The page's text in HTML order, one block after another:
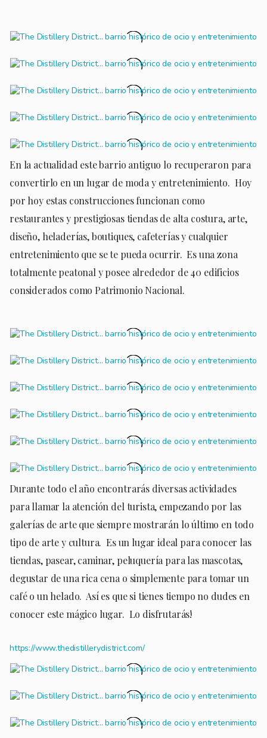
En la actualidad este barrio antiguo lo recuperaron para
convertirlo en un lugar de moda y entretenimiento. Hoy
por hoy estas construcciones funcionan como
restaurantes y prestigiosas tiendas de alta costura, arte,
diseño, heladerías, boutiques, cafeterías y cualquier
entretenimiento que se te pueda ocurrir. Es una zona
totalmente peatonal y posee alrededor de 40 edificios
considerados como Patrimonio Nacional.
Durante todo el año encontrarás diversas actividades
para llamar la atención del turista, empezando por las
galerías de arte que siempre mostrarán lo último en todo
tipo de arte y cultura. Es un lugar ideal para conocer las
tiendas, pasear, caminar, peluquería para las mascotas,
degustar de una rica cena o simplemente para tomar un
café o un helado. Así es que si tienes tiempo no dudes en
conocer este mágico lugar. Lo disfrutarás!
https://www.thedistillerydistrict.com/